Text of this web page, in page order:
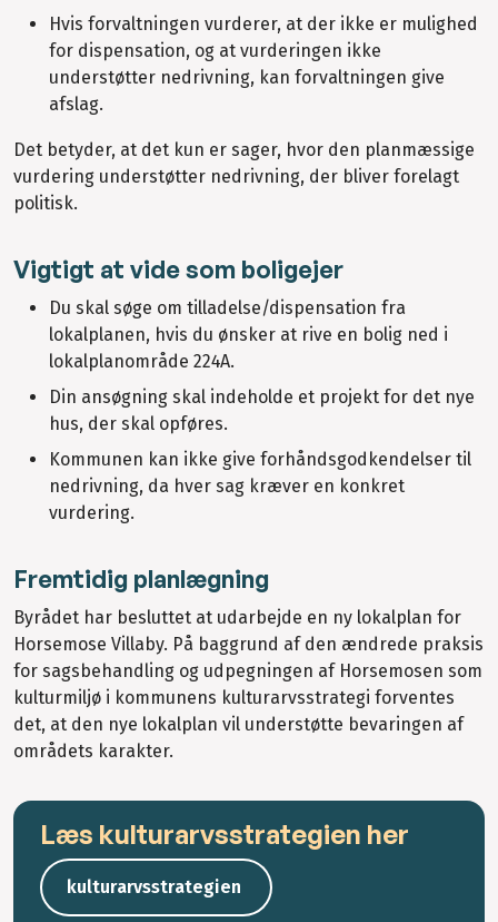
Hvis forvaltningen vurderer, at der ikke er mulighed
for dispensation, og at vurderingen ikke
understøtter nedrivning, kan forvaltningen give
afslag.
Det betyder, at det kun er sager, hvor den planmæssige
vurdering understøtter nedrivning, der bliver forelagt
politisk.
Vigtigt at vide som boligejer
Du skal søge om tilladelse/dispensation fra
lokalplanen, hvis du ønsker at rive en bolig ned i
lokalplanområde 224A.
Din ansøgning skal indeholde et projekt for det nye
hus, der skal opføres.
Kommunen kan ikke give forhåndsgodkendelser til
nedrivning, da hver sag kræver en konkret
vurdering.
Fremtidig planlægning
Byrådet har besluttet at udarbejde en ny lokalplan for
Horsemose Villaby. På baggrund af den ændrede praksis
for sagsbehandling og udpegningen af Horsemosen som
kulturmiljø i kommunens kulturarvsstrategi forventes
det, at den nye lokalplan vil understøtte bevaringen af
områdets karakter.
Læs kulturarvsstrategien her
kulturarvsstrategien